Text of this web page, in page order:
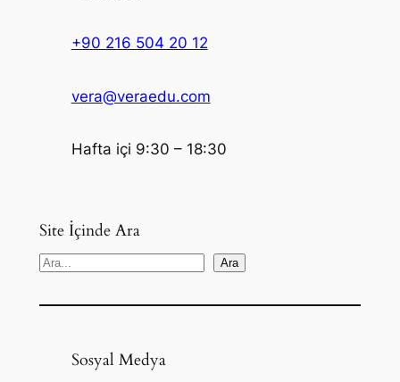
+90 216 504 20 12
vera@veraedu.com
Hafta içi 9:30 – 18:30
Site İçinde Ara
S
a
Ara
Sosyal Medya